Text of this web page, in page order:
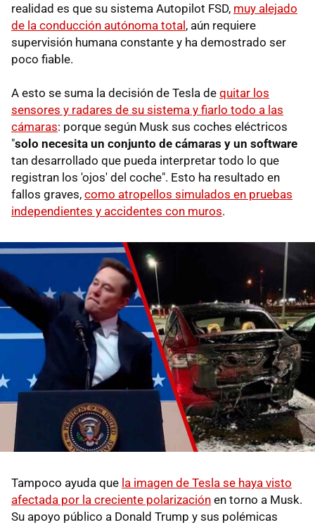
realidad es que su sistema Autopilot FSD, muy alejado
de la conducción autónoma total, aún requiere
supervisión humana constante y ha demostrado ser
poco fiable.
A esto se suma la decisión de Tesla de quitar los
sensores y radares de su sistema y fiarlo todo a las
cámaras: porque según Musk sus coches eléctricos
"solo necesita un conjunto de cámaras y un software
tan desarrollado que pueda interpretar todo lo que
registran los 'ojos' del coche". Esto ha resultado en
fallos graves, como atropellos simulados en pruebas
independientes y accidentes con muros.
Tampoco ayuda que la imagen de Tesla se haya visto
afectada por la creciente polarización en torno a Musk.
Su apoyo público a Donald Trump y sus polémicas